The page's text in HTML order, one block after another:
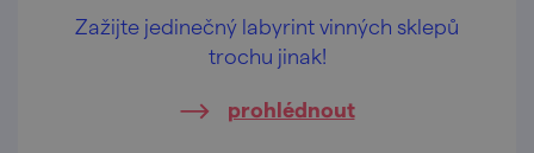
Zažijte jedinečný labyrint vinných sklepů
trochu jinak!
prohlédnout